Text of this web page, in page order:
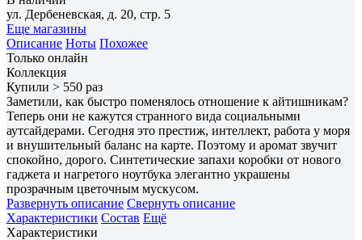
ул. Дербеневская, д. 20, стр. 5
Еще магазины
Описание Ноты Похожее
Только онлайн
Коллекция
Купили > 550 раз
Заметили, как быстро поменялось отношение к айтишникам?
Теперь они не кажутся странного вида социальными
аутсайдерами. Сегодня это престиж, интеллект, работа у моря
и внушительный баланс на карте. Поэтому и аромат звучит
спокойно, дорого. Синтетические запахи коробки от нового
гаджета и нагретого ноутбука элегантно украшены
прозрачным цветочным мускусом.
Развернуть описание Свернуть описание
Характеристики Состав Ещё
Характеристики